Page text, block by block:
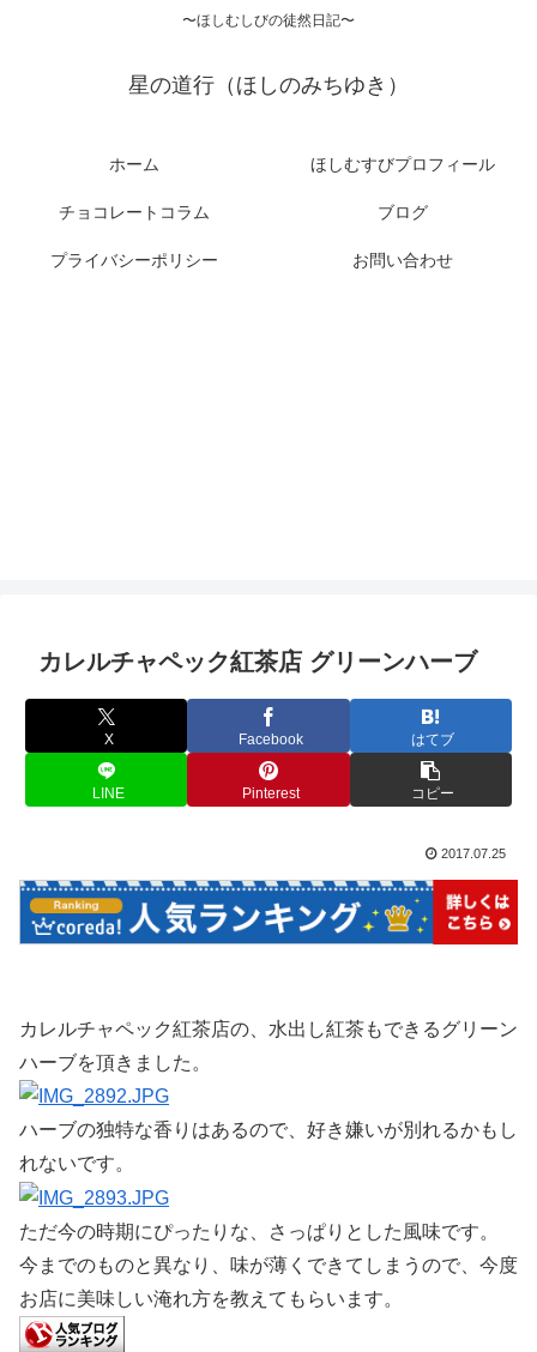
〜ほしむしびの徒然日記〜
星の道行（ほしのみちゆき）
ホーム ほしむすびプロフィール
チョコレートコラム ブログ
プライバシーポリシー お問い合わせ
カレルチャペック紅茶店 グリーンハーブ
X Facebook はてブ
LINE Pinterest コピー
2017.07.25
カレルチャペック紅茶店の、水出し紅茶もできるグリーン
ハーブを頂きました。
ハーブの独特な香りはあるので、好き嫌いが別れるかもし
れないです。
ただ今の時期にぴったりな、さっぱりとした風味です。
今までのものと異なり、味が薄くできてしまうので、今度
お店に美味しい淹れ方を教えてもらいます。